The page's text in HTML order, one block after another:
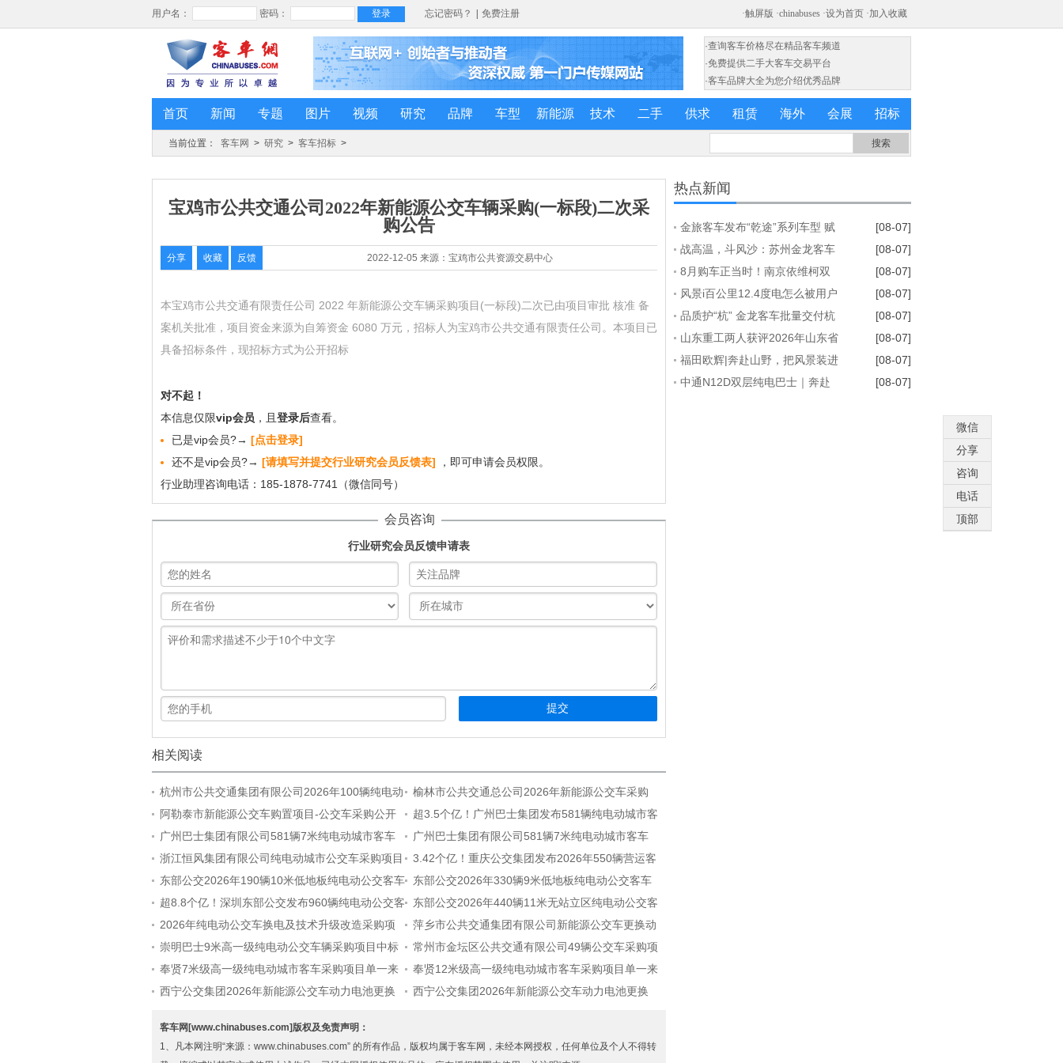
·查询客车价格尽在精品客车频道
·免费提供二手大客车交易平台
·客车品牌大全为您介绍优秀品牌
首页 新闻 专题 图片 视频 研究 品牌 车型 新能源 技术 二手 供求 租赁 海外 会展 招标
当前位置： 客车网 > 研究 > 客车招标 >
宝鸡市公共交通公司2022年新能源公交车辆采购(一标段)二次采
购公告
2022-12-05 来源：宝鸡市公共资源交易中心
分享 收藏 反馈
本宝鸡市公共交通有限责任公司 2022 年新能源公交车辆采购项目(一标段)二次已由项目审批 核准 备
案机关批准，项目资金来源为自筹资金 6080 万元，招标人为宝鸡市公共交通有限责任公司。本项目已
具备招标条件，现招标方式为公开招标
对不起！
本信息仅限vip会员 ，且 登录后查看。
已是vip会员?→ [点击登录]
还不是vip会员?→ [请填写并提交行业研究会员反馈表]
，即可申请会员权限。
行业助理咨询电话：185-1878-7741（微信同号）
会员咨询
行业研究会员反馈申请表
相关阅读
杭州市公共交通集团有限公司2026年100辆纯电动
城市客车采购招标公告
榆林市公共交通总公司2026年新能源公交车采购
项目中标候选人公示
阿勒泰市新能源公交车购置项目-公交车采购公开
招标公告
超3.5个亿！广州巴士集团发布581辆纯电动城市客
车采购中标公告
广州巴士集团有限公司581辆7米纯电动城市客车
采购项目中标公告（标包2）
广州巴士集团有限公司581辆7米纯电动城市客车
采购项目中标公告（标包1）
浙江恒风集团有限公司纯电动城市公交车采购项目
招标公告
3.42个亿！重庆公交集团发布2026年550辆营运客
车采购中标公告
东部公交2026年190辆10米低地板纯电动公交客车
采购
东部公交2026年330辆9米低地板纯电动公交客车
采购
超8.8个亿！深圳东部公交发布960辆纯电动公交客
车采购招标公告
东部公交2026年440辆11米无站立区纯电动公交客
车采购
2026年纯电动公交车换电及技术升级改造采购项
目公开招标公告
萍乡市公共交通集团有限公司新能源公交车更换动
力电池采购项目招标公告
崇明巴士9米高一级纯电动公交车辆采购项目中标
候选人公示
常州市金坛区公共交通有限公司49辆公交车采购项
目三标段中标公示
奉贤7米级高一级纯电动城市客车采购项目单一来
源公示
奉贤12米级高一级纯电动城市客车采购项目单一来
源公示
西宁公交集团2026年新能源公交车动力电池更换
西宁公交集团2026年新能源公交车动力电池更换
客车网[www.chinabuses.com]版权及免责声明：
1、凡本网注明“来源：www.chinabuses.com” 的所有作品，版权均属于客车网，未经本网授权，任何单位及个人不得转
热点新闻
金旅客车发布“乾途”系列车型 赋
能全球客运产业提质升级
[08-07]
战高温，斗风沙：苏州金龙客车
海外服务的“极限温度测试”
[08-07]
8月购车正当时！南京依维柯双
车齐发限时福利全解析
[08-07]
风景i百公里12.4度电怎么被用户
踩出来的？
[08-07]
品质护“杭” 金龙客车批量交付杭
州公交集团72辆
[08-07]
山东重工两人获评2026年山东省
技术技能大师
[08-07]
福田欧辉|奔赴山野，把风景装进
行程
[08-07]
中通N12D双层纯电巴士｜奔赴
[08-07]
微信
分享
咨询
电话
顶部